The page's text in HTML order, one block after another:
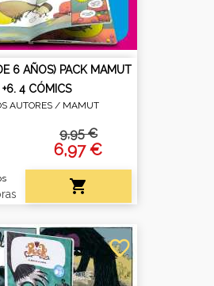
6 AÑOS) PACK MAMUT
+6. 4 CÓMICS
AUTORES / MAMUT
9,95 €
6,97 €

favorite_border